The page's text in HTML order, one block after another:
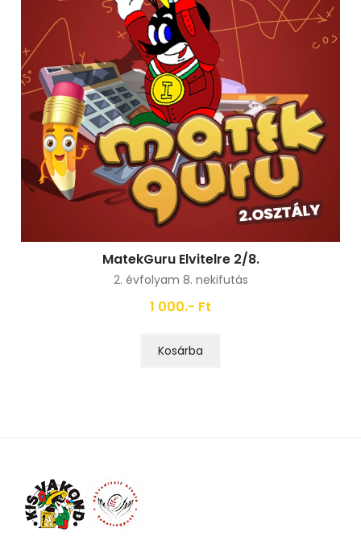
MatekGuru Elvitelre 2/8.
2. évfolyam 8. nekifutás
1 000.- Ft
Kosárba